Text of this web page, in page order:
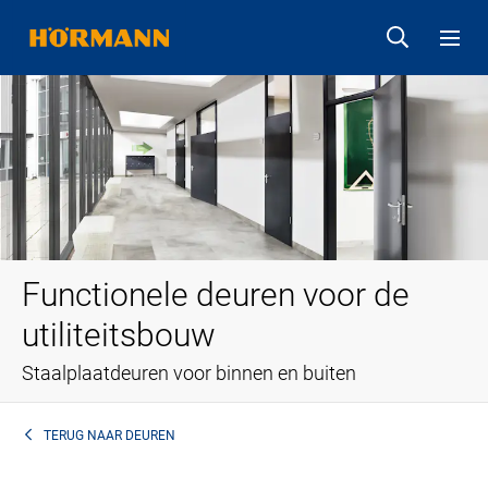
Functionele deuren voor de
utiliteitsbouw
Staalplaatdeuren voor binnen en buiten
TERUG NAAR DEUREN